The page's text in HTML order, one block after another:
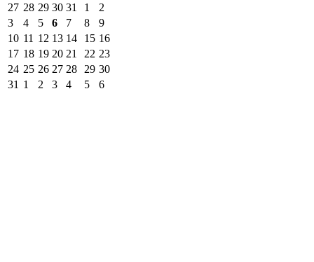
27 28 29 30 31 1
2
3
4 5 6 7 8
9
10 11 12 13 14 15 16
17 18 19 20 21 22 23
24 25 26 27 28 29 30
31 1 2 3 4 5 6